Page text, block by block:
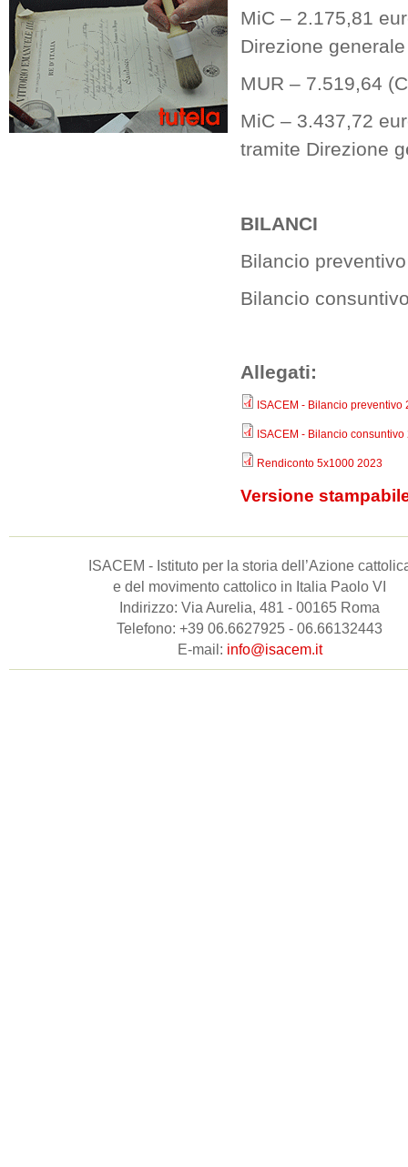
MiC – 2.175,81
Direzione
MUR – 7.519,64
MiC – 3.437,72
tramite Direzione
BILANCI
Bilancio
Bilancio
Allegati:
ISACEM - Bilancio preventivo
ISACEM - Bilancio consuntivo
Rendiconto 5x1000 2023
Versione
ISACEM - Istituto per la storia dell’Azione
e del movimento cattolico in Italia Paolo VI
Indirizzo: Via Aurelia, 481 - 00165 Roma
Telefono: +39 06.6627925 - 06.66132443
E-mail: info@isacem.it